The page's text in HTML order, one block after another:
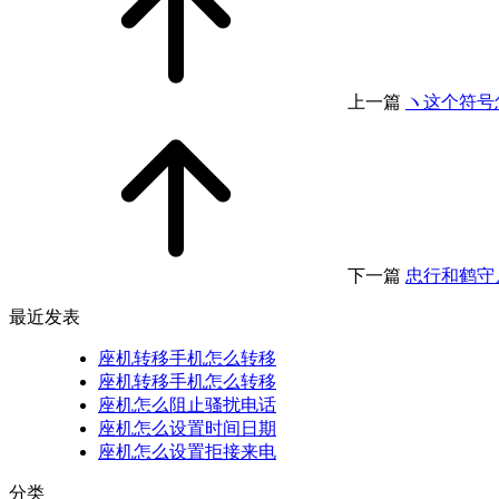
上一篇 ヽ这个符
下一篇 忠行和鹤
最近发表
座机转移手机怎么转移
座机转移手机怎么转移
座机怎么阻止骚扰电话
座机怎么设置时间日期
座机怎么设置拒接来电
分类